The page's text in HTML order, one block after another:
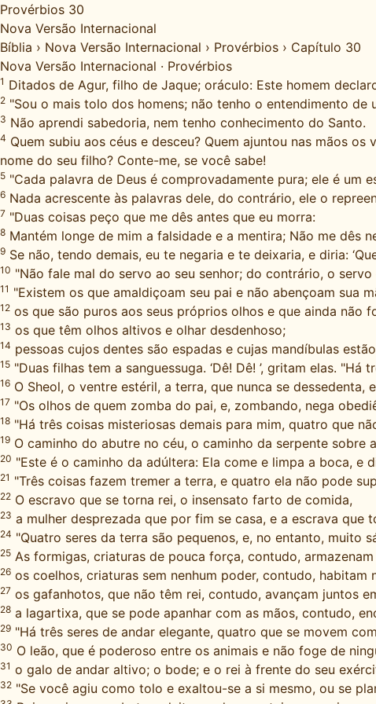
Provérbios 30
Nova Versão Internacional
Bíblia › Nova Versão Internacional › Provérbios › Capítulo 30
Nova Versão Internacional · Provérbios
1 Ditados de Agur, filho de Jaque; oráculo: Este homem
2 "Sou o mais tolo dos homens; não tenho o entendimento de
3 Não aprendi sabedoria, nem tenho conhecimento do Santo.
4 Quem subiu aos céus e desceu? Quem ajuntou nas mãos
nome do seu filho? Conte-me, se você sabe!
5 "Cada palavra de Deus é comprovadamente pura; ele é um
6 Nada acrescente às palavras dele, do contrário, ele o
7 "Duas coisas peço que me dês antes que eu morra:
8 Mantém longe de mim a falsidade e a mentira; Não me dês
9 Se não, tendo demais, eu te negaria e te deixaria, e diria:
10 "Não fale mal do servo ao seu senhor; do contrário, o
11 "Existem os que amaldiçoam seu pai e não abençoam sua
12 os que são puros aos seus próprios olhos e que ainda não
13 os que têm olhos altivos e olhar desdenhoso;
14 pessoas cujos dentes são espadas e cujas mandíbulas
15 "Duas filhas tem a sanguessuga. ‘Dê! Dê! ’, gritam elas.
16 O Sheol, o ventre estéril, a terra, que nunca se dessedenta,
17 "Os olhos de quem zomba do pai, e, zombando, nega
18 "Há três coisas misteriosas demais para mim, quatro que
19 O caminho do abutre no céu, o caminho da serpente
20 "Este é o caminho da adúltera: Ela come e limpa a boca, e
21 "Três coisas fazem tremer a terra, e quatro ela não pode
22 O escravo que se torna rei, o insensato farto de comida,
23 a mulher desprezada que por fim se casa, e a escrava que
24 "Quatro seres da terra são pequenos, e, no entanto, muito
25 As formigas, criaturas de pouca força, contudo,
26 os coelhos, criaturas sem nenhum poder, contudo, habitam
27 os gafanhotos, que não têm rei, contudo, avançam juntos
28 a lagartixa, que se pode apanhar com as mãos, contudo,
29 "Há três seres de andar elegante, quatro que se movem
30 O leão, que é poderoso entre os animais e não foge de
31 o galo de andar altivo; o bode; e o rei à frente do seu
32 "Se você agiu como tolo e exaltou-se a si mesmo, ou se